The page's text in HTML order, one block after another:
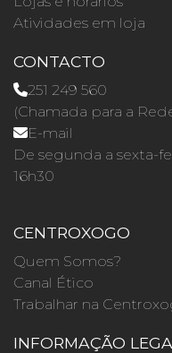
Atividades em loja
CONTACTO
251 249 560
(Chamada para a
E-mail
De segunda a sexta-
16h30
CENTROXOGO
Quem Somos?
Canal Ético
Trabalhar na
INFORMAÇÃO